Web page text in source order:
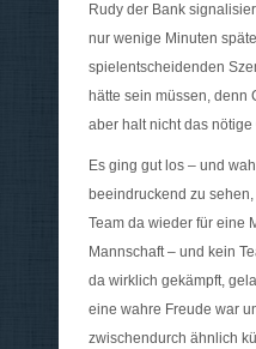
Rudy der Bank
nur wenige Minuten
spielentscheidenden
hätte sein müssen, denn
aber halt nicht das nötige
Es ging gut los – und
beeindruckend zu
Team da wieder für eine
Mannschaft – und kein
da wirklich gekämpft,
eine wahre Freude war
zwischendurch ähnlich